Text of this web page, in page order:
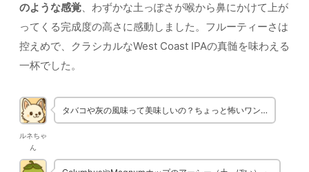
のような感覚、わずかな土っぽさが喉から鼻にかけて上が
ってくる完成度の高さに感動しました。フルーティーさは
控えめで、クラシカルなWest Coast IPAの真髄を味わえる
一杯でした。
ルネちゃ
ん
タバコや灰の風味って美味しいの？ちょっと怖いワン…